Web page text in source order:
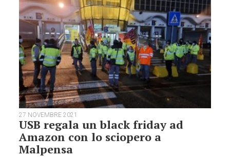
27 NOVEMBRE 2021
USB regala un black friday ad
Amazon con lo sciopero a
Malpensa